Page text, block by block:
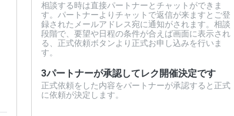
相談する時は直接パートナーとチャットができま
す。パートナーよりチャットで返信が来ますとご登
録されたメールアドレス宛に通知がされます。相談
段階で、要望や日程の条件が合えば画面に表示され
る、正式依頼ボタンより正式お申し込みを行いま
す。
3パートナーが承認してレク開催決定です
正式依頼をした内容をパートナーが承認すると正式
に依頼が決定します。